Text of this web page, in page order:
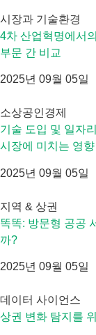
시장과 기술환경
4차 산업혁명에서
부문 간 비교
2025년 09월 05일
소상공인경제
기술 도입 및 일자
시장에 미치는 영향
2025년 09월 05일
지역 & 상권
똑똑: 방문형 공공
까?
2025년 09월 05일
데이터 사이언스
상권 변화 탐지를